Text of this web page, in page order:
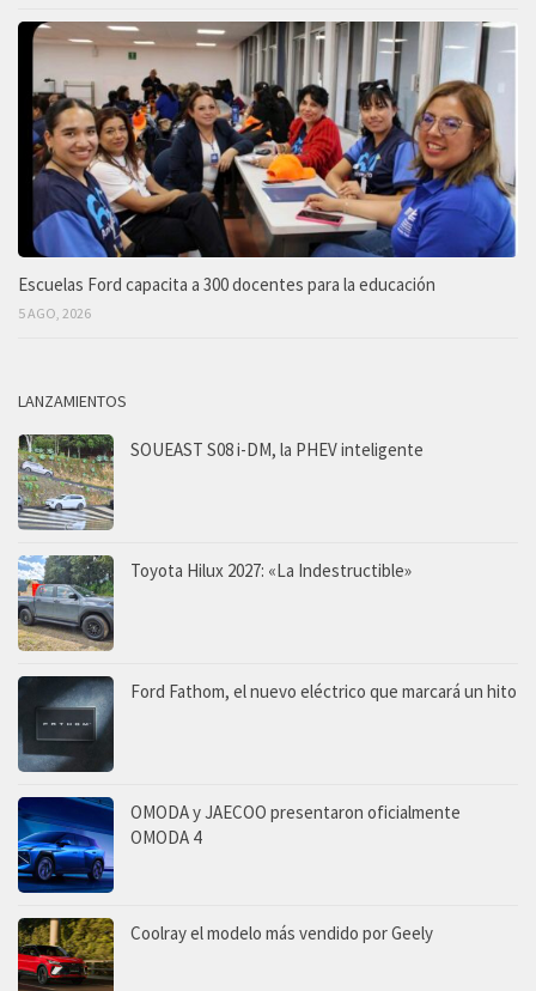
Escuelas Ford capacita a 300 docentes para la educación
5 AGO, 2026
LANZAMIENTOS
SOUEAST S08 i-DM, la PHEV inteligente
Toyota Hilux 2027: «La Indestructible»
Ford Fathom, el nuevo eléctrico que marcará un hito
OMODA y JAECOO presentaron oficialmente
OMODA 4
Coolray el modelo más vendido por Geely